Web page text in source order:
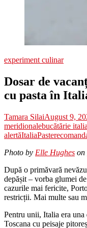
experiment culinar
Dosar de
cu pasta în
Tamara SilaiAugust 9,
meridionalebucătărie
alertăItaliaPaste
Photo by Elle Hughes on
După o primăvară
depășit – vorba glumei
cazurile mai fericite,
restricții. Mai multe sau
Pentru unii, Italia era una
Toscana cu peisaje